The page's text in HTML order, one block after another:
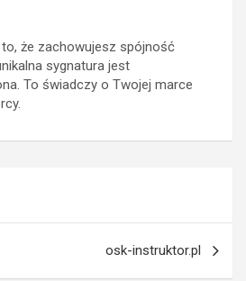
że zachowujesz spójność
sygnatura jest
To świadczy o Twojej marce
osk-instruktor.pl